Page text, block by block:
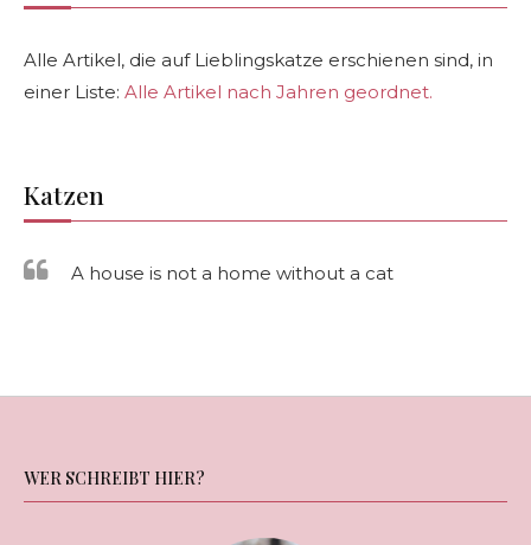
Alle Artikel, die auf Lieblingskatze erschienen sind, in
einer Liste: Alle Artikel nach Jahren geordnet.
Katzen
A house is not a home without a cat
WER SCHREIBT HIER?